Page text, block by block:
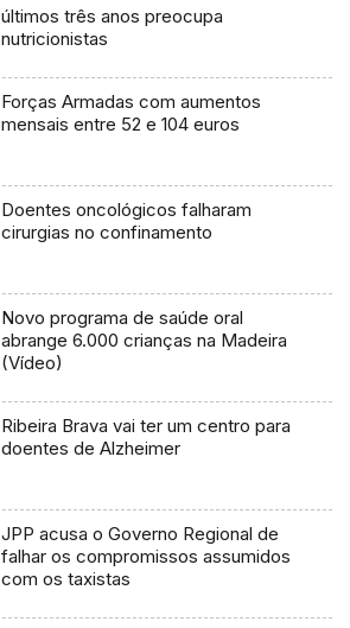
últimos três anos preocupa
nutricionistas
Forças Armadas com aumentos
mensais entre 52 e 104 euros
Doentes oncológicos falharam
cirurgias no confinamento
Novo programa de saúde oral
abrange 6.000 crianças na Madeira
(Vídeo)
Ribeira Brava vai ter um centro para
doentes de Alzheimer
JPP acusa o Governo Regional de
falhar os compromissos assumidos
com os taxistas